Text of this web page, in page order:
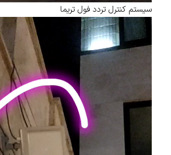
سیستم کنترل تردد فول تریما